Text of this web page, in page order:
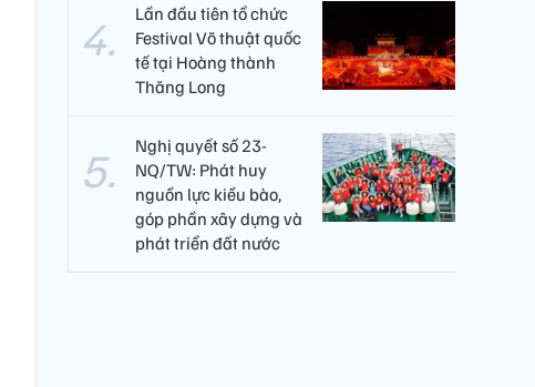
Lần đầu tiên tổ chức
Festival Võ thuật quốc
tế tại Hoàng thành
Thăng Long
Nghị quyết số 23-
NQ/TW: Phát huy
nguồn lực kiều bào,
góp phần xây dựng và
phát triển đất nước